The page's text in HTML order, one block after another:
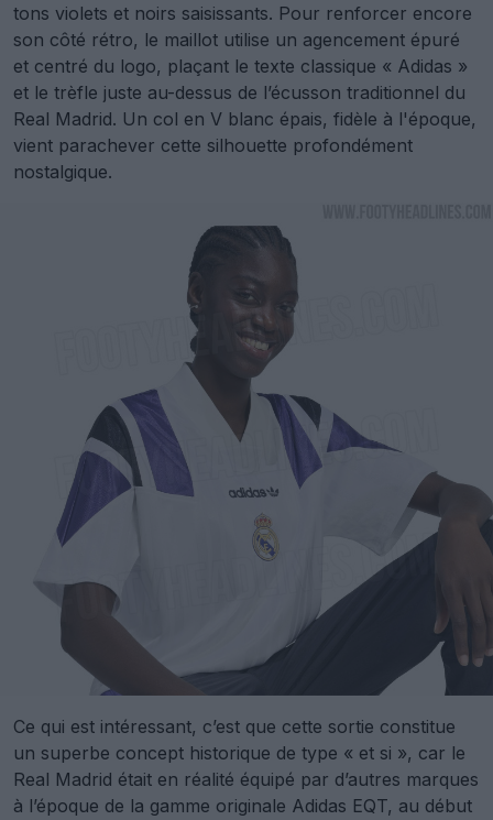
tons violets et noirs saisissants. Pour renforcer encore
son côté rétro, le maillot utilise un agencement épuré
et centré du logo, plaçant le texte classique « Adidas »
et le trèfle juste au-dessus de l’écusson traditionnel du
Real Madrid. Un col en V blanc épais, fidèle à l'époque,
vient parachever cette silhouette profondément
nostalgique.
Ce qui est intéressant, c’est que cette sortie constitue
un superbe concept historique de type « et si », car le
Real Madrid était en réalité équipé par d’autres marques
à l’époque de la gamme originale Adidas EQT, au début